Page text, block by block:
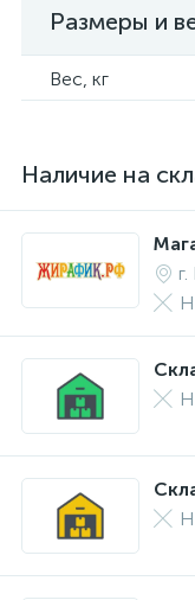
Размеры и
Вес, кг
Наличие на